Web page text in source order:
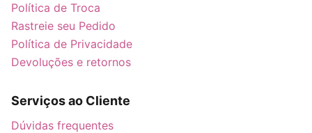
Política de Troca
Rastreie seu Pedido
Política de Privacidade
Devoluções e retornos
Serviços ao Cliente
Dúvidas frequentes